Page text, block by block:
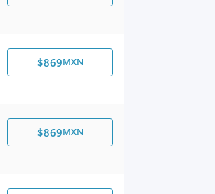
$869MXN
$869MXN